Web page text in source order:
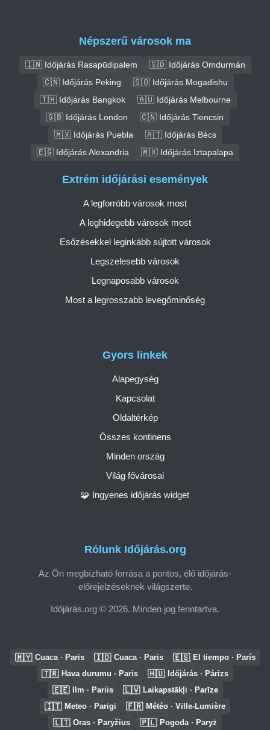
Népszerű városok ma
🇮🇳 Időjárás Rasapūdipalem
🇸🇩 Időjárás Omdurmán
🇨🇳 Időjárás Peking
🇸🇴 Időjárás Mogadishu
🇹🇭 Időjárás Bangkok
🇦🇺 Időjárás Melbourne
🇬🇧 Időjárás London
🇨🇳 Időjárás Tiencsin
🇲🇽 Időjárás Puebla
🇦🇹 Időjárás Bécs
🇪🇬 Időjárás Alexandria
🇲🇽 Időjárás Iztapalapa
Rólunk Időjárás.org
Az Ön megbízható forrása a pontos, élő időjárás-
előrejelzéseknek világszerte.
Időjárás.org © 2026. Minden jog fenntartva.
Gyors linkek
Alapegység
Kapcsolat
Oldaltérkép
Összes kontinens
Minden ország
Világ fővárosai
🧩 Ingyenes időjárás widget
Extrém időjárási események
A legforróbb városok most
A leghidegebb városok most
Esőzésekkel leginkább sújtott városok
Legszelesebb városok
Legnaposabb városok
Most a legrosszabb levegőminőség
🇲🇾 Cuaca · Paris 🇮🇩 Cuaca · Paris 🇪🇸 El tiempo · París
🇹🇷 Hava durumu · Paris 🇭🇺 Időjárás · Párizs
🇪🇪 Ilm · Pariis 🇱🇻 Laikapstākļi · Parīze
🇮🇹 Meteo · Parigi 🇫🇷 Météo · Ville-Lumière
🇱🇹 Oras · Paryžius 🇵🇱 Pogoda · Paryż